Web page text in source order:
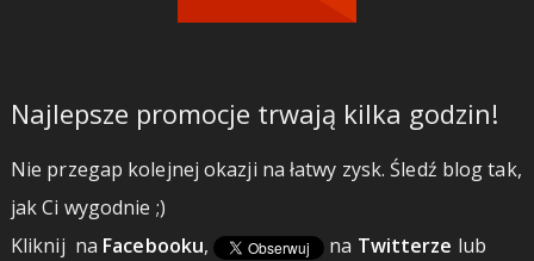
Najlepsze promocje trwają kilka godzin!
Nie przegap kolejnej okazji na łatwy zysk. Śledź blog tak,
jak Ci wygodnie ;)
Kliknij na Facebooku, na Twitterze lub